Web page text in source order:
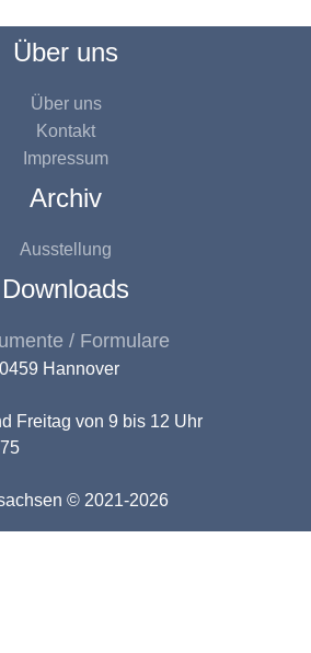
Über uns
Über uns
Kontakt
Impressum
Archiv
Ausstellung
Downloads
/ Formulare
Hannover
Freitag von 9 bis 12 Uhr
© 2021-2026